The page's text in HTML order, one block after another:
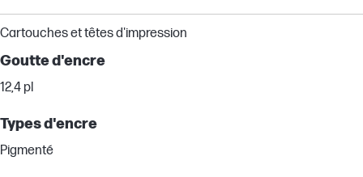
Cartouches et têtes d'impression
Goutte d'encre
12,4 pl
Types d'encre
Pigmenté